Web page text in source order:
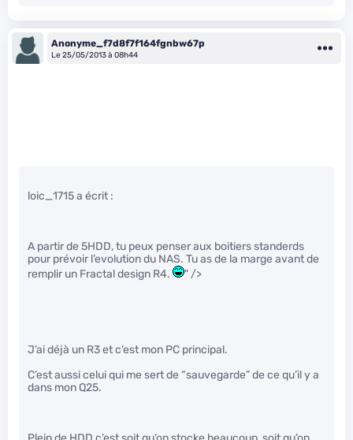
Anonyme_f7d8f7f164fgnbw67p
Le 25/05/2013 à 08h44
loic_1715 a écrit :
A partir de 5HDD, tu peux penser aux boitiers standerds
pour prévoir l’evolution du NAS. Tu as de la marge avant de
remplir un Fractal design R4.
" />
J’ai déjà un R3 et c’est mon PC principal.
C’est aussi celui qui me sert de “sauvegarde” de ce qu’il y a
dans mon Q25.